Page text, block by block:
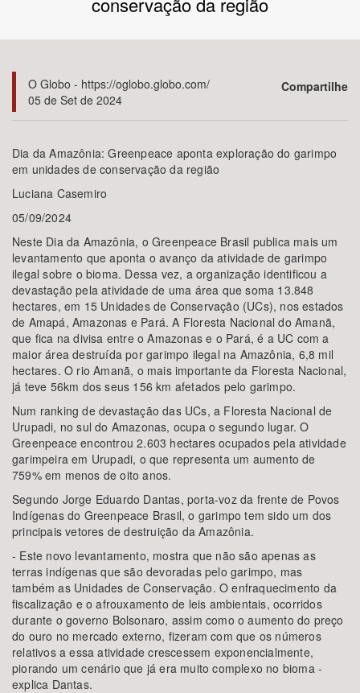
Bioma / Bacia
Tema
Subtema
Área de Levantamento
BUSCAR
O Globo - https://oglobo.globo.com/
05 de Set de 2024
Compartilhe
Dia da Amazônia: Greenpeace aponta exploração do garimpo
em unidades de conservação da região
Luciana Casemiro
05/09/2024
Neste Dia da Amazônia, o Greenpeace Brasil publica mais um
levantamento que aponta o avanço da atividade de garimpo
ilegal sobre o bioma. Dessa vez, a organização identificou a
devastação pela atividade de uma área que soma 13.848
hectares, em 15 Unidades de Conservação (UCs), nos estados
de Amapá, Amazonas e Pará. A Floresta Nacional do Amanã,
que fica na divisa entre o Amazonas e o Pará, é a UC com a
maior área destruída por garimpo ilegal na Amazônia, 6,8 mil
hectares. O rio Amanã, o mais importante da Floresta Nacional,
já teve 56km dos seus 156 km afetados pelo garimpo.
Num ranking de devastação das UCs, a Floresta Nacional de
Urupadi, no sul do Amazonas, ocupa o segundo lugar. O
Greenpeace encontrou 2.603 hectares ocupados pela atividade
garimpeira em Urupadi, o que representa um aumento de
759% em menos de oito anos.
Segundo Jorge Eduardo Dantas, porta-voz da frente de Povos
Indígenas do Greenpeace Brasil, o garimpo tem sido um dos
principais vetores de destruição da Amazônia.
- Este novo levantamento, mostra que não são apenas as
terras indígenas que são devoradas pelo garimpo, mas
também as Unidades de Conservação. O enfraquecimento da
fiscalização e o afrouxamento de leis ambientais, ocorridos
durante o governo Bolsonaro, assim como o aumento do preço
do ouro no mercado externo, fizeram com que os números
relativos a essa atividade crescessem exponencialmente,
piorando um cenário que já era muito complexo no bioma -
explica Dantas.